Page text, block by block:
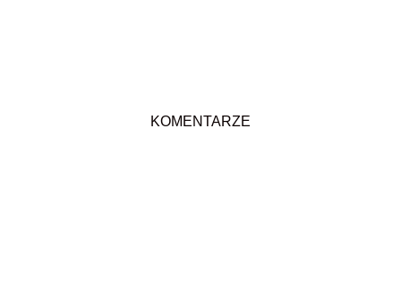
KOMENTARZE